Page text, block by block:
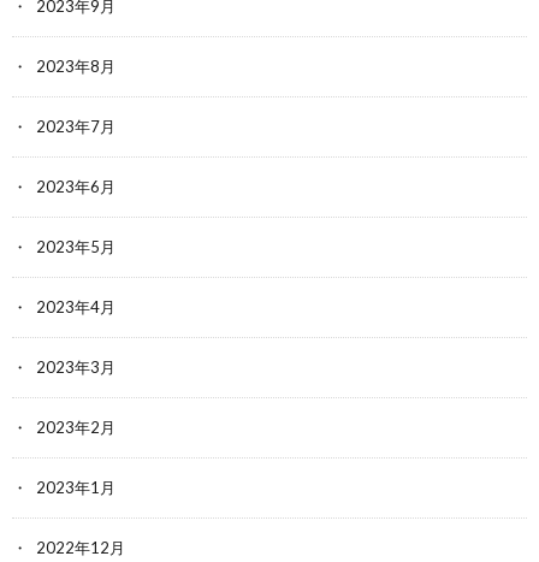
2023年9月
2023年8月
2023年7月
2023年6月
2023年5月
2023年4月
2023年3月
2023年2月
2023年1月
2022年12月